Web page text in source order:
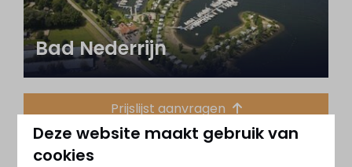
Bad Nederrijn
Prijslijst aanvragen
Deze website maakt gebruik van
cookies